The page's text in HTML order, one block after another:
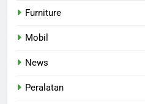
Furniture
Mobil
News
Peralatan